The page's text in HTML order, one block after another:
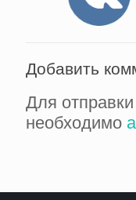
Добавить
Для
необходимо